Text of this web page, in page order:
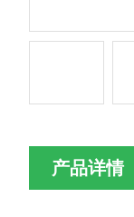
产品详情